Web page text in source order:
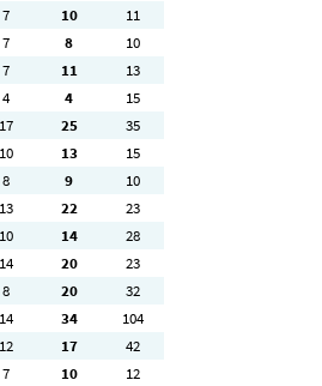
7 10
11
7 8
10
7 11
13
4 4
15
17 25
35
10 13
15
8 9
10
13 22
23
10 14
28
14 20
23
8 20
32
14 34
104
12 17
42
7 10
12